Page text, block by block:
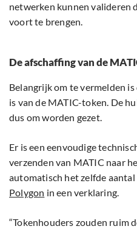
netwerken kunnen valideren
voort te brengen.
De afschaffing van de
Belangrijk om te vermelden
is van de MATIC-token. De
dus om worden gezet.
Er is een eenvoudige
verzenden van MATIC naar
automatisch het zelfde
Polygon in een verklaring.
“Tokenhouders zouden ruim